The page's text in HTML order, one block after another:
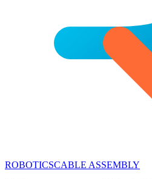
ROBOTICSCABLE ASSEMBLY